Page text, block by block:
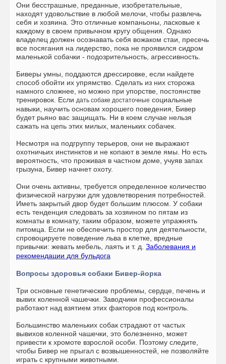
Они бесстрашные, преданные, изобретательные,
находят удовольствие в любой мелочи, чтобы развлечь
себя и хозяина. Это отличные компаньоны, ласковые к
каждому в своем привычном кругу общения. Однако
владелец должен осознавать себя вожаком стаи, пресечь
все посягания на лидерство, пока не проявился сидром
маленькой собачки - подозрительность, агрессивность.
Биверы умны, поддаются дрессировке, если найдете
способ обойти их упрямство. Сделать из них сторожа
намного сложнее, но можно при упорстве, постоянстве
тренировок. Если дать собаке достаточные социальные
навыки, научить основам хорошего поведения, Бивер
будет рьяно вас защищать. Ни в коем случае нельзя
сажать на цепь этих милых, маленьких собачек.
Несмотря на подгруппу терьеров, они не выражают
охотничьих инстинктов и не копают в земле ямы. Но есть
вероятность, что проживая в частном доме, учуяв запах
грызуна, Бивер начнет охоту.
Они очень активны, требуется определенное количество
физической нагрузки для удовлетворения потребностей.
Иметь закрытый двор будет большим плюсом. У собаки
есть тенденция следовать за хозяином по пятам из
комнаты в комнату, таким образом, можете упражнять
питомца. Если не обеспечить простор для деятельности,
спровоцируете поведение льва в клетке, вредные
привычки: жевать мебель, лаять и т. д. Заболевания и
рекомендации для бульдога
Вопросы здоровья собаки Бивер-йорка
Три основные генетические проблемы, сердце, печень и
вывих коленной чашечки. Заводчики профессионалы
работают над взятием этих факторов под контроль.
Большинство маленьких собак страдают от частых
вывихов коленной чашечки, это болезненно, может
привести к хромоте взрослой особи. Поэтому следите,
чтобы Бивер не прыгал с возвышенностей, не позволяйте
играть с крупными животными.